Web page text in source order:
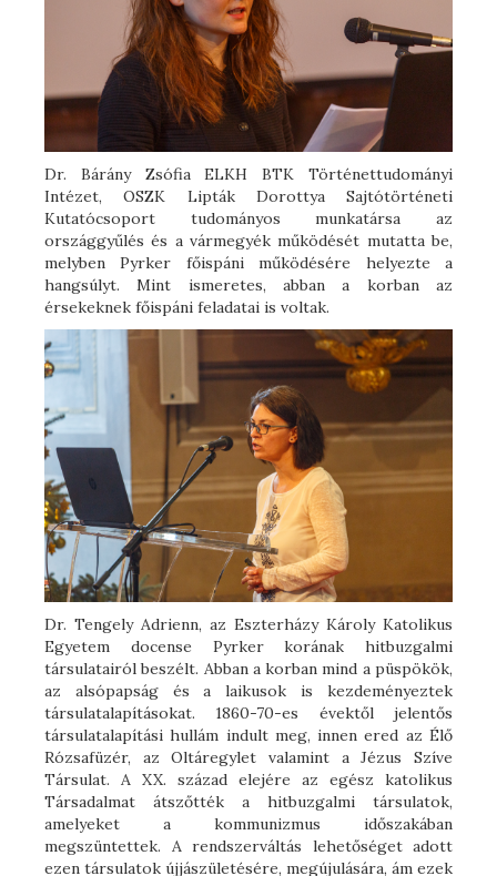
Dr. Bárány Zsófia ELKH BTK Történettudományi
Intézet, OSZK Lipták Dorottya Sajtótörténeti
Kutatócsoport tudományos munkatársa az
országgyűlés és a vármegyék működését mutatta be,
melyben Pyrker főispáni működésére helyezte a
hangsúlyt. Mint ismeretes, abban a korban az
érsekeknek főispáni feladatai is voltak.
Dr. Tengely Adrienn, az Eszterházy Károly Katolikus
Egyetem docense Pyrker korának hitbuzgalmi
társulatairól beszélt. Abban a korban mind a püspökök,
az alsópapság és a laikusok is kezdeményeztek
társulatalapításokat. 1860-70-es évektől jelentős
társulatalapítási hullám indult meg, innen ered az Élő
Rózsafüzér, az Oltáregylet valamint a Jézus Szíve
Társulat. A XX. század elejére az egész katolikus
Társadalmat átszőtték a hitbuzgalmi társulatok,
amelyeket a kommunizmus időszakában
megszüntettek. A rendszerváltás lehetőséget adott
ezen társulatok újjászületésére, megújulására, ám ezek